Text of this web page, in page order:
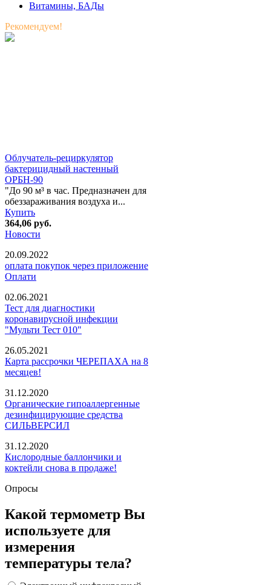
Витамины, БАДы
Рекомендуем!
Облучатель-рециркулятор
бактерицидный настенный
ОРБН-90
"До 90 м³ в час. Предназначен для
обеззараживания воздуха и...
Купить
364,06 руб.
Новости
20.09.2022
оплата покупок через приложение
Оплати
02.06.2021
Тест для диагностики
коронавирусной инфекции
"Мульти Тест 010"
26.05.2021
Карта рассрочки ЧЕРЕПАХА на 8
месяцев!
31.12.2020
Органические гипоаллергенные
дезинфицирующие средства
СИЛЬВЕРСИЛ
31.12.2020
Кислородные баллончики и
коктейли снова в продаже!
Опросы
Какой термометр Вы
используете для
измерения
температуры тела?